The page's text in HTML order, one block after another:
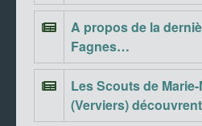
A propos de la
Fagnes…
Les Scouts de
(Verviers)